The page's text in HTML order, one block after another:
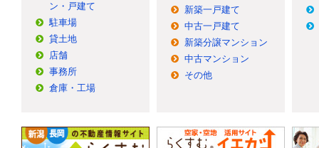
ン・戸建て
駐車場
貸土地
店舗
事務所
倉庫・工場
新築一戸建て
中古一戸建て
新築分譲マンション
中古マンション
その他